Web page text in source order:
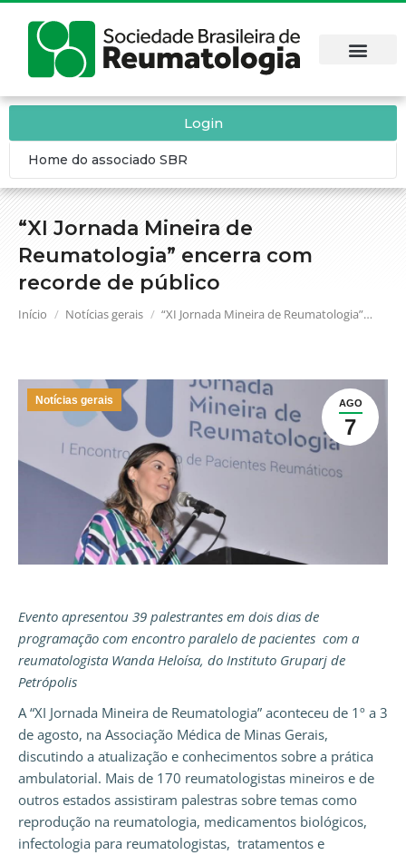
“XI Jornada Mineira de
Reumatologia” encerra com
recorde de público
Você está aqui:
Início Notícias gerais “XI Jornada Mineira de Reumatologia”…
Login
Home do associado SBR
AGO
7
Notícias gerais
Evento apresentou 39 palestrantes em dois dias de
programação com encontro paralelo de pacientes com a
reumatologista Wanda Heloísa, do Instituto Gruparj de
Petrópolis
A “XI Jornada Mineira de Reumatologia” aconteceu de 1º a 3
de agosto, na Associação Médica de Minas Gerais,
discutindo a atualização e conhecimentos sobre a prática
ambulatorial. Mais de 170 reumatologistas mineiros e de
outros estados assistiram palestras sobre temas como
reprodução na reumatologia, medicamentos biológicos,
infectologia para reumatologistas, tratamentos e